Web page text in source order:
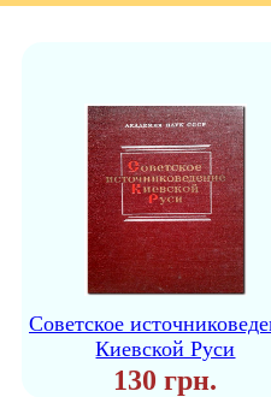
Советское
Киевской Руси
130 грн.